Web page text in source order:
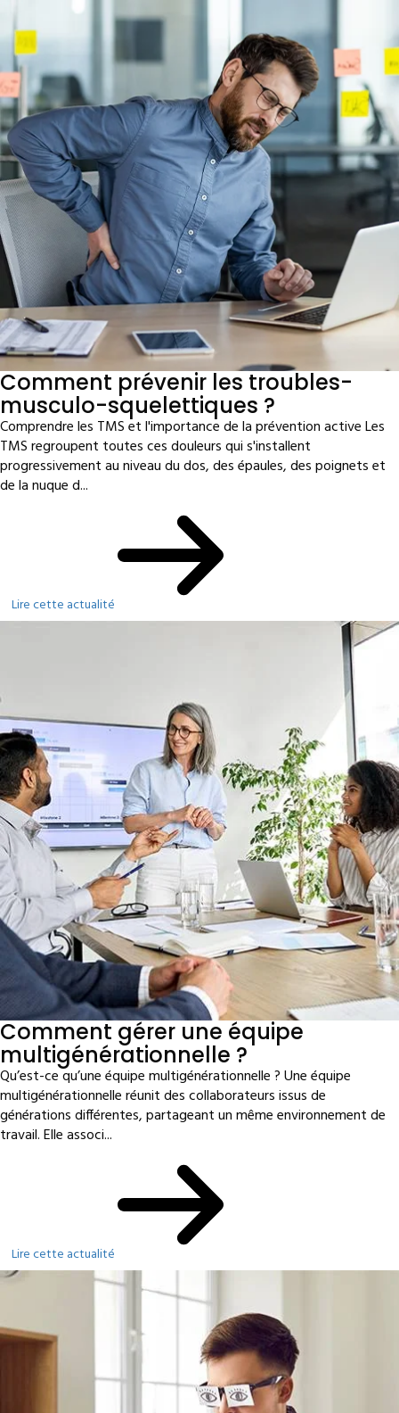
Comment prévenir les troubles-
musculo-squelettiques ?
Comprendre les TMS et l'importance de la prévention active Les
TMS regroupent toutes ces douleurs qui s'installent
progressivement au niveau du dos, des épaules, des poignets et
de la nuque d...
Lire cette actualité
Comment gérer une équipe
multigénérationnelle ?
Qu’est-ce qu’une équipe multigénérationnelle ? Une équipe
multigénérationnelle réunit des collaborateurs issus de
générations différentes, partageant un même environnement de
travail. Elle associ...
Lire cette actualité